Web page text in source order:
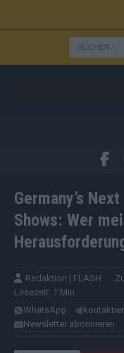
Germany’s
Shows: Wer
Redaktion | FLASH ·
Lesezeit: 1 Min.
WhatsApp
Newsletter abonnieren